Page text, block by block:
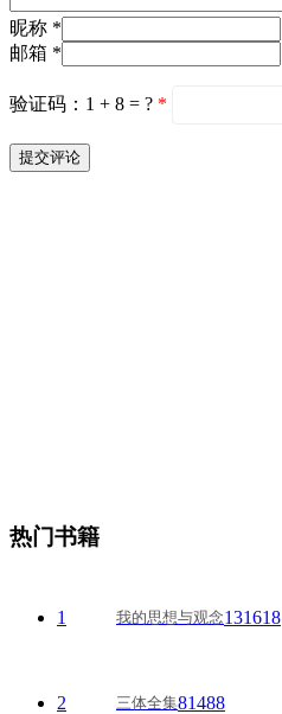
昵称 *
邮箱 *
验证码：1 + 8 = ? *
热门书籍
1 我的思想与观念131618
2 三体全集81488